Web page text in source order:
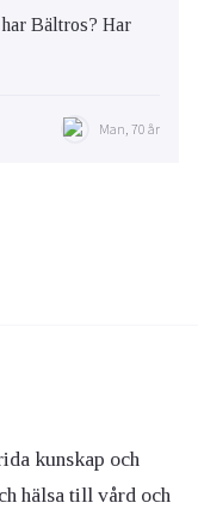
Bältros? Har
Man, 70 år
kunskap och
hälsa till vård och